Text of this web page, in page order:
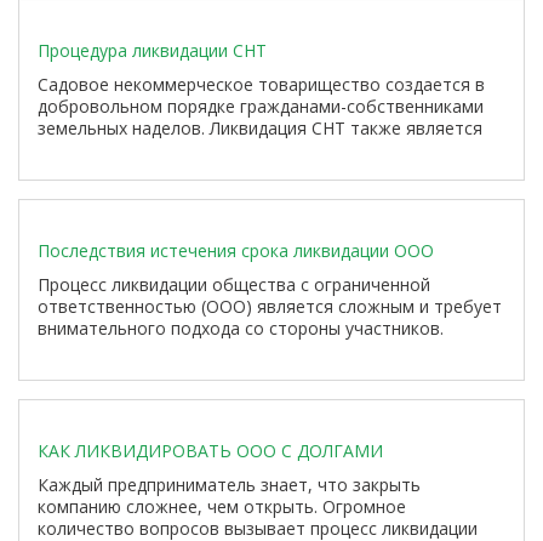
Процедура ликвидации СНТ
Садовое некоммерческое товарищество создается в
добровольном порядке гражданами-собственниками
земельных наделов. Ликвидация СНТ также является
разбирательство.
Последствия истечения срока ликвидации ООО
Процесс ликвидации общества с ограниченной
ответственностью (ООО) является сложным и требует
внимательного подхода со стороны участников.
результате истечения срока ликвидации ООО
действиях и оптимальных шагах, которые можно
предпринять, чтобы продолжить процесс ликвидации
после истечения срока.
КАК ЛИКВИДИРОВАТЬ ООО С ДОЛГАМИ
Каждый предприниматель знает, что закрыть
компанию сложнее, чем открыть. Огромное
количество вопросов вызывает процесс ликвидации